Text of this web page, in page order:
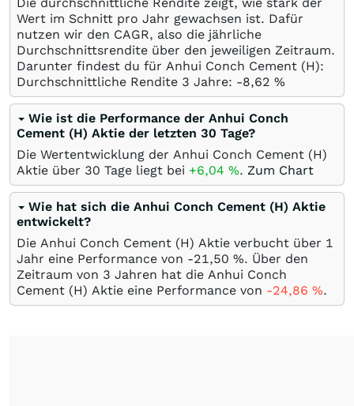
Wert im Schnitt pro Jahr gewachsen ist. Dafür
nutzen wir den CAGR, also die jährliche
Durchschnittsrendite über den jeweiligen Zeitraum.
Darunter findest du für Anhui Conch Cement (H):
Durchschnittliche Rendite 3 Jahre: -8,62 %
Wie ist die Performance der Anhui Conch
Cement (H) Aktie der letzten 30 Tage?
Die Wertentwicklung der Anhui Conch Cement (H)
Aktie über 30 Tage liegt bei +6,04 %. Zum Chart
Wie hat sich die Anhui Conch Cement (H) Aktie
entwickelt?
Die Anhui Conch Cement (H) Aktie verbucht über 1
Jahr eine Performance von -21,50 %. Über den
Zeitraum von 3 Jahren hat die Anhui Conch
Cement (H) Aktie eine Performance von -24,86 %.